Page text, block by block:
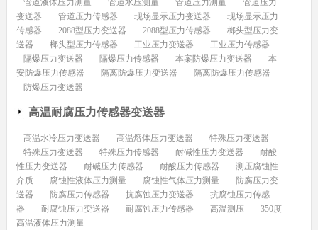
管道液体压力测量 管道水压测量 管道压力测量
管道压力
变送器
管道压力传感器 现场显示压力变送器
现场显示压力
传感器
2088型压力变送器 2088型压力传感器
榔头型压力变
送器
榔头型压力传感器 工业压力变送器
工业压力传感器
隔爆压力变送器
隔爆压力传感器 本案防爆压力变送器
本
安防爆压力传感器
隔离防爆压力变送器
隔离防爆压力传感器
防爆压力变送器
高温耐腐压力传感器变送器
高温水冷压力变送器 高温熔体压力变送器
特殊压力变送器
特殊压力变送器
特殊压力传感器 耐碱性压力变送器
耐酸
性压力变送器
耐碱压力传感器 耐酸压力传感器
测压腐蚀性
介质
腐蚀性液体压力测量 腐蚀性气体压力测量
防腐压力变
送器
防腐压力传感器 抗腐蚀压力变送器
抗腐蚀压力传感
器
耐腐蚀压力变送器 耐腐蚀压力传感器 高温测压
350度
高温液体压力测量